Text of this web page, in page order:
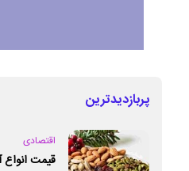
پربازدیدترین
اقتصادی
قیمت